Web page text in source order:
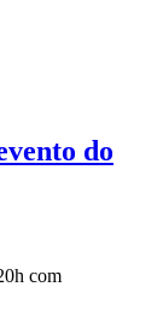
do
com